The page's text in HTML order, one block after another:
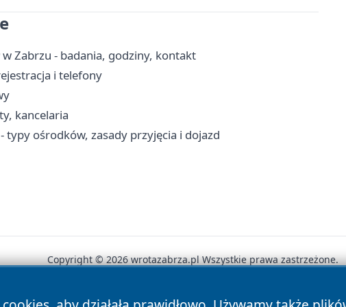
Zabrzu - badania, godziny, kontakt
i telefony
kancelaria
ośrodków, zasady przyjęcia i dojazd
Copyright © 2026 wrotazabrza.pl Wszystkie prawa zastrzeżone.